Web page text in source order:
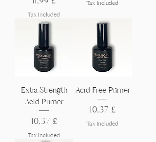
Tax Included
Tax Included
Extra Strength
Acid Primer
Price
10,37 £
Tax Included
Acid Free Primer
Price
10,37 £
Tax Included